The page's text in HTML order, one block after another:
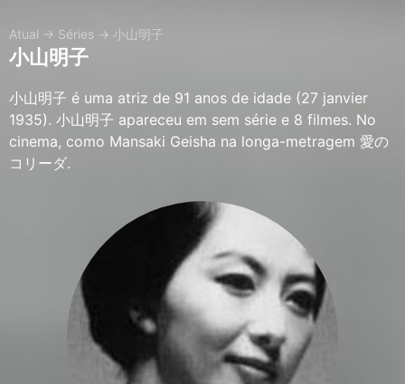
Atual → Séries → 小山明子
小山明子
小山明子 é uma atriz de 91 anos de idade (27 janvier
1935). 小山明子 apareceu em sem série e 8 filmes. No
cinema, como Mansaki Geisha na longa-metragem 愛の
コリーダ.